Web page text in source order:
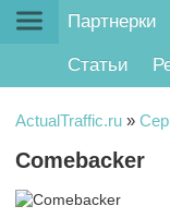
Партнерки
Статьи
ActualTraffic.ru »
Comebacker